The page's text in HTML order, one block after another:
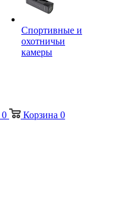
Спортивные и
охотничьи
камеры
0 Корзина 0